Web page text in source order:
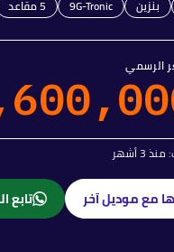
بنزين 9G-Tronic
5مقاعد
الرسمي
منذ 3 أشهر
مع موديل آخر تابع